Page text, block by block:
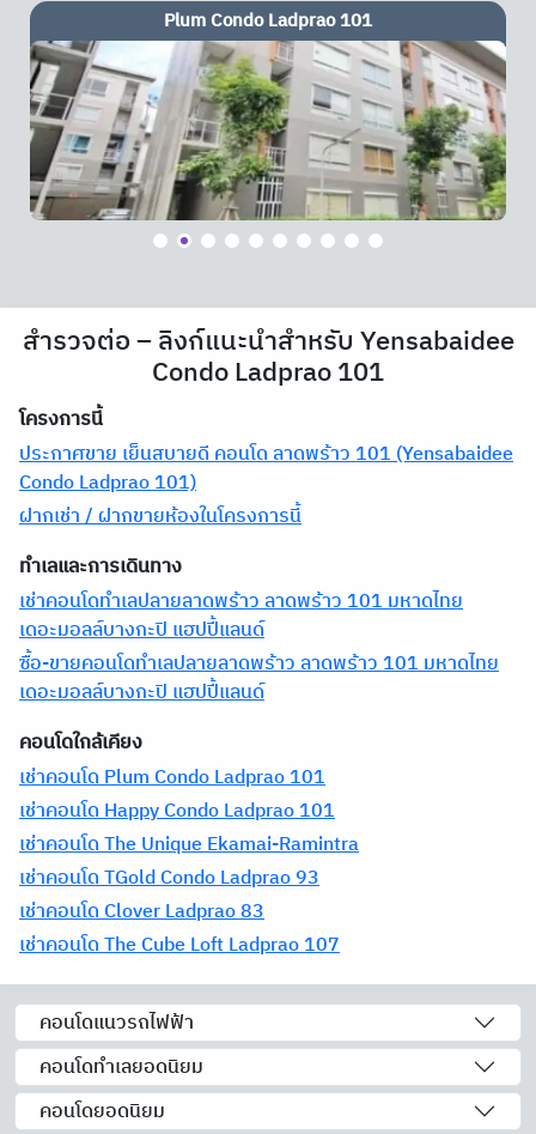
Happy Condo Ladprao 101
สำรวจต่อ – ลิงก์แนะนำสำหรับ Yensabaidee
Condo Ladprao 101
โครงการนี้
ประกาศขาย เย็นสบายดี คอนโด ลาดพร้าว 101 (Yensabaidee
Condo Ladprao 101)
ฝากเช่า / ฝากขายห้องในโครงการนี้
ทำเลและการเดินทาง
เช่าคอนโดทำเลปลายลาดพร้าว ลาดพร้าว 101 มหาดไทย
เดอะมอลล์บางกะปิ แฮปปี้แลนด์
ซื้อ-ขายคอนโดทำเลปลายลาดพร้าว ลาดพร้าว 101 มหาดไทย
เดอะมอลล์บางกะปิ แฮปปี้แลนด์
คอนโดใกล้เคียง
เช่าคอนโด Plum Condo Ladprao 101
เช่าคอนโด Happy Condo Ladprao 101
เช่าคอนโด The Unique Ekamai-Ramintra
เช่าคอนโด TGold Condo Ladprao 93
เช่าคอนโด Clover Ladprao 83
เช่าคอนโด The Cube Loft Ladprao 107
คอนโดแนวรถไฟฟ้า
คอนโดทำเลยอดนิยม
คอนโดยอดนิยม